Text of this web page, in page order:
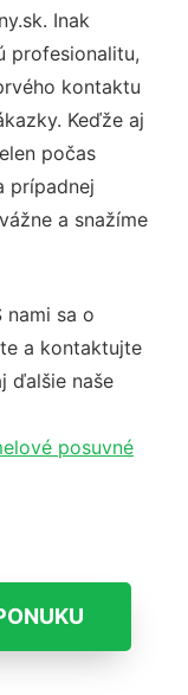
Inak
profesionalitu,
kontaktu
Keďže aj
počas
prípadnej
a snažíme
nami sa o
a kontaktujte
ďalšie naše
posuvné